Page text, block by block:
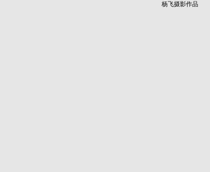
杨飞摄影作品